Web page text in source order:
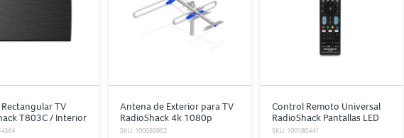
TV
T803C / Interior
Antena de Exterior para TV
RadioShack 4k 1080p
SKU: 100050902
Control Remoto Universal
RadioShack Pantallas LED
LG Negro
SKU: 100180441